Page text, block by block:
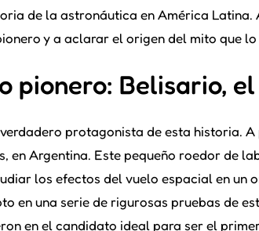
de la astronáutica en América
y a aclarar el origen del mito que lo
pionero: Belisario,
protagonista de esta historia.
en Argentina. Este pequeño roedor de
los efectos del vuelo espacial en un
en una serie de rigurosas pruebas de
en el candidato ideal para ser el